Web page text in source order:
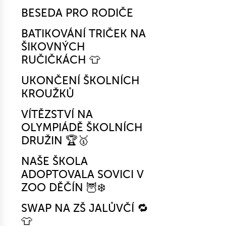
BESEDA PRO RODIČE
BATIKOVÁNÍ TRIČEK NA
ŠIKOVNÝCH
RUČIČKÁCH 👕
UKONČENÍ ŠKOLNÍCH
KROUŽKŮ
VÍTĚZSTVÍ NA
OLYMPIÁDĚ ŠKOLNÍCH
DRUŽIN 🏆🥇
NAŠE ŠKOLA
ADOPTOVALA SOVICI V
ZOO DĚČÍN 🦉❄️
SWAP NA ZŠ JALŮVČÍ 🔁
👕